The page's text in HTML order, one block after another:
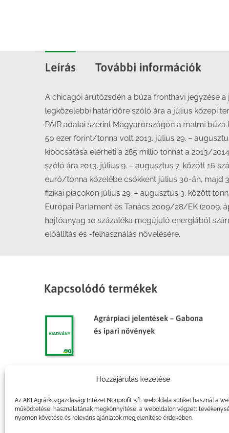
Hozzájárulás kezelése
Az AKI Agrárközgazdasági Intézet Nonprofit Kft. weboldala sütiket használ a
működtetése, használatának megkönnyítése, a weboldalon végzett
nyomon követése és releváns ajánlatok megjelenítése érdekében.
Leírás További információk
A chicagói árutőzsdén a búza fronthavi jegyzése
legközelebbi határidőre szóló ára a július közepi
PÁIR adatai szerint Magyarországon a malmi
50 ezer forint/tonna volt 2013. július 29. –
kibocsátása elérheti a 285 millió tonnát a 2013/
szóló ára 2013. július 9. – augusztus 7. között 16
euró/tonna közelébe csökkent július 30-án, majd
fizikai piacokon július 29. – augusztus 3. között
Európai Parlament és Tanács 2009/28/EK (2009.
hajtóanyag 10 százaléka megújuló energiából
előállítás és -felhasználás növelésére.
Kapcsolódó termékek
Agrárpiaci jelentések – Gabona
és ipari növények
Agrárpiaci jelentések – Gabona
és ipari növények